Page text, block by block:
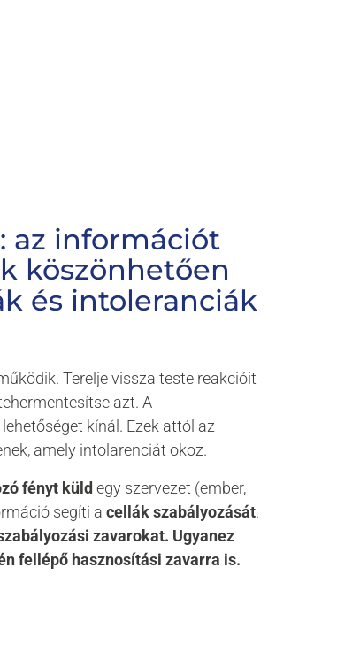
az információt
köszönhetően
és intoleranciák
Terelje vissza teste reakcióit
azt. A
kínál. Ezek attól az
amely intolarenciát okoz.
fényt küld egy szervezet (ember,
segíti a cellák szabályozását.
zavarokat. Ugyanez
fellépő hasznosítási zavarra is.